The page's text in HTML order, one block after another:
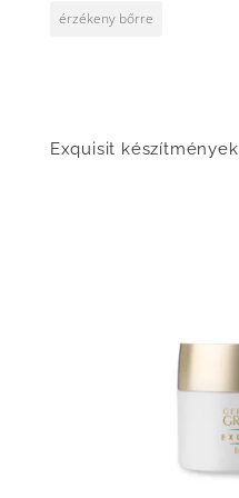
érzékeny bőrre
Exquisit készítmények